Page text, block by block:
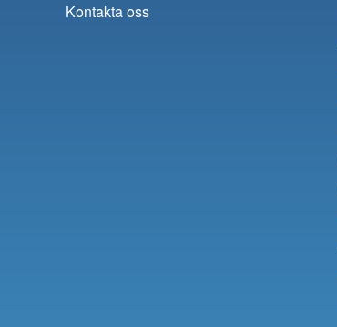
Kontakta oss